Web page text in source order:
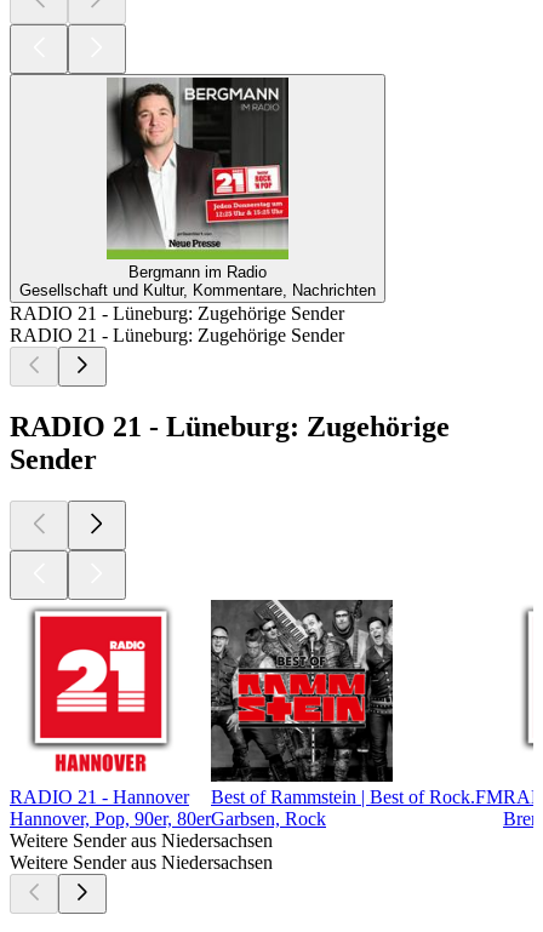
Bergmann im Radio
Gesellschaft und Kultur, Kommentare, Nachrichten
RADIO 21 - Lüneburg: Zugehörige Sender
RADIO 21 - Lüneburg: Zugehörige Sender
RADIO 21 - Lüneburg: Zugehörige
Sender
RADIO 21 - Hannover
Hannover, Pop, 90er, 80er
Best of Rammstein | Best of Rock.FM
Garbsen, Rock
Weitere Sender aus Niedersachsen
Weitere Sender aus Niedersachsen